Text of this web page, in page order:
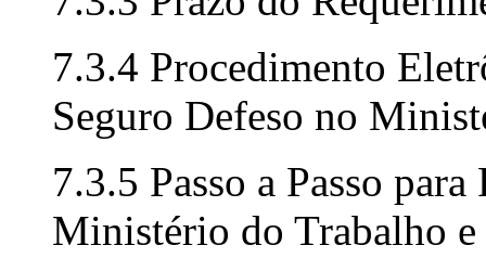
7.3.4 Procedimento
Seguro Defeso no
7.3.5 Passo a Passo
Ministério do Trabalho e